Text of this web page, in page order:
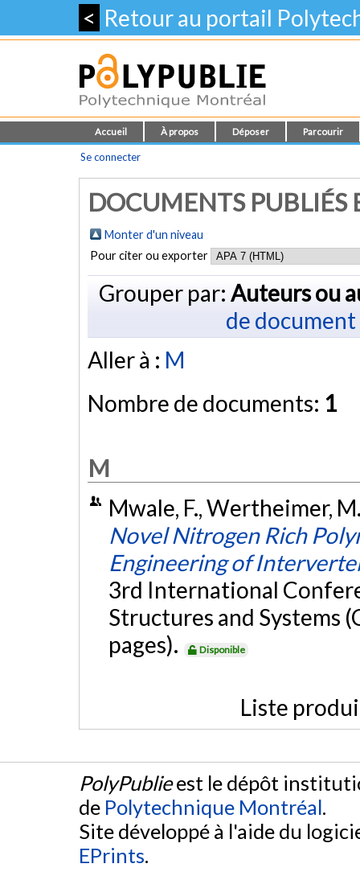
< Retour au portail
Accueil À propos Déposer Parcourir
Se connecter
DOCUMENTS PUBLIÉS
Monter d'un niveau
Pour citer ou exporter
Grouper par: Auteurs ou
de document
Aller à : M
Nombre de documents: 1
M
Mwale, F., Wertheimer,
Novel Nitrogen Rich
Engineering of
3rd International
Structures and Systems
pages).
Disponible
Liste
PolyPublieest le dépôt
de Polytechnique Montréal.
Site développé à l'aide du
EPrints.